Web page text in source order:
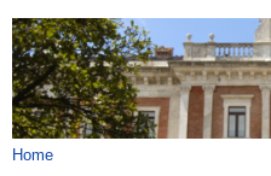
LABORATORI
BIBLIOTECHE
SERVIZI
Tu sei qui
Home